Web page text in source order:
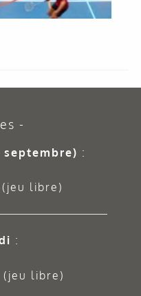
:
(jeu libre)
:
(jeu libre)